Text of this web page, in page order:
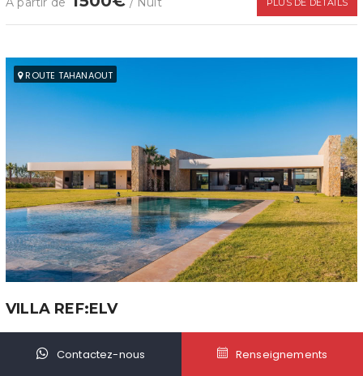
Contactez-nous Renseignements
PLUS DE DÉTAILS
ROUTE TAHANAOUT
VILLA REF:ELV
5 chambres